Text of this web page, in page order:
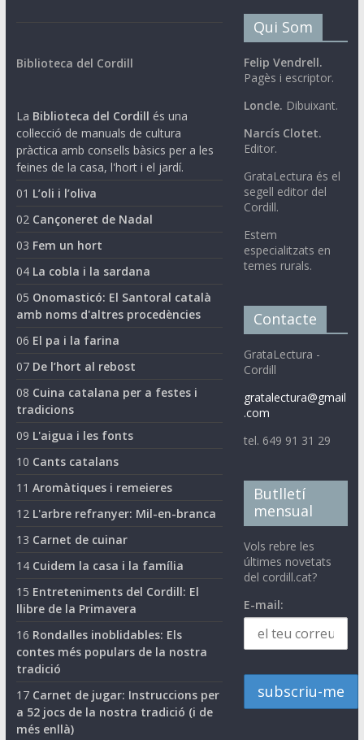
Biblioteca del Cordill
La Biblioteca del Cordill és una
col·lecció de manuals de cultura
pràctica amb consells bàsics per a les
feines de la casa, l'hort i el jardí.
01 L’oli i l’oliva
02 Cançoneret de Nadal
03 Fem un hort
04 La cobla i la sardana
05 Onomasticó: El Santoral català
amb noms d'altres procedències
06 El pa i la farina
07 De l’hort al rebost
08 Cuina catalana per a festes i
tradicions
09 L'aigua i les fonts
10 Cants catalans
11 Aromàtiques i remeieres
12 L'arbre refranyer: Mil-en-branca
13 Carnet de cuinar
14 Cuidem la casa i la família
15 Entreteniments del Cordill: El
llibre de la Primavera
16 Rondalles inoblidables: Els
contes més populars de la nostra
tradició
17 Carnet de jugar: Instruccions per
a 52 jocs de la nostra tradició (i de
més enllà)
Qui Som
Felip Vendrell.
Pagès i escriptor.
Loncle. Dibuixant.
Narcís Clotet.
Editor.
GrataLectura és el
segell editor del
Cordill.
Estem
especialitzats en
temes rurals.
Contacte
GrataLectura -
Cordill
gratalectura@gmail
.com
tel. 649 91 31 29
Butlletí
mensual
Vols rebre les
últimes novetats
del cordill.cat?
E-mail: